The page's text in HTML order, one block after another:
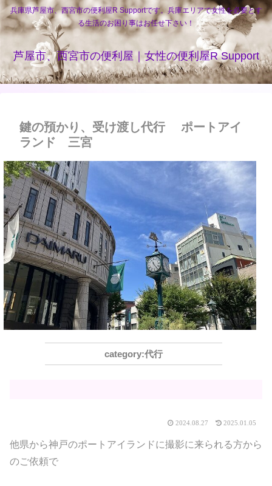
兵庫県芦屋市、西宮市の便利屋R Supportです。兵庫エリアで女性を必要とす
る生活のお困り事はお任せ下さい！
芦屋市、西宮市の便利屋｜女性の便利屋R Support
鍵の預かり、受け渡し代行 ポートアイ
ランド 三宮
代行
2024.08.27 2025.01.05
他県から神戸のポートアイランドに撮影に来られる方から
のご依頼で